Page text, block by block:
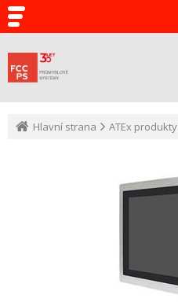
Hlavní strana ATEx produkty